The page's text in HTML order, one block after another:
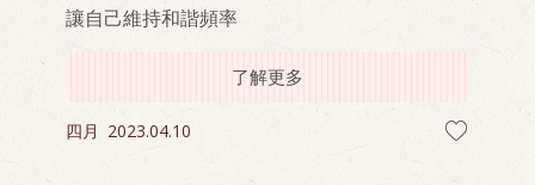
讓自己維持和諧頻率
了解更多
四月 2023.04.10